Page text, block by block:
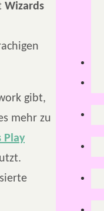
Wizards
gibt,
mehr zu
Play